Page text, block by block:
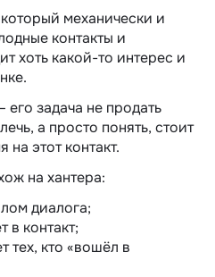
механически и
контакты и
хоть какой-то интерес и
задача не продать
а просто понять, стоит
этот контакт.
на хантера:
диалога;
в контакт;
тех, кто «вошёл в